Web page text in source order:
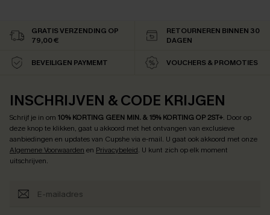
GRATIS VERZENDING OP
79,00 €
RETOURNEREN BINNEN 30
DAGEN
BEVEILIGEN PAYMEMT VOUCHERS & PROMOTIES
INSCHRIJVEN & CODE KRIJGEN
Schrijf je in om 10% KORTING GEEN MIN. & 15% KORTING OP 2ST+. Door op
deze knop te klikken, gaat u akkoord met het ontvangen van exclusieve
aanbiedingen en updates van Cupshe via e-mail. U gaat ook akkoord met onze
Algemene Voorwaarden en Privacybeleid. U kunt zich op elk moment
uitschrijven.